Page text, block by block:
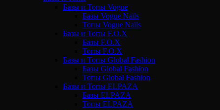
Базы и Топы Vogue
Базы Vogue Nails
Топы Vogue Nails
Базы и Топы F.O.X
Базы F.O.X
Топы F.O.X
Базы и Топы Global Fashion
Базы Global Fashion
Топы Global Fashion
Базы и Топы ELPAZA
Базы ELPAZA
Топы ELPAZA